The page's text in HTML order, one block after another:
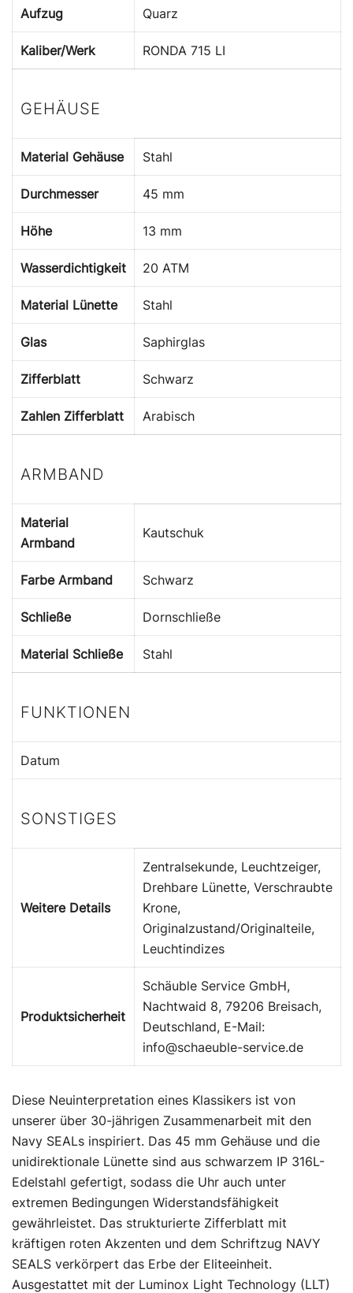
Aufzug Quarz
Kaliber/Werk RONDA 715 LI
GEHÄUSE
Material Gehäuse Stahl
Durchmesser 45 mm
Höhe 13 mm
Wasserdichtigkeit 20 ATM
Material Lünette Stahl
Glas Saphirglas
Zifferblatt Schwarz
Zahlen Zifferblatt Arabisch
ARMBAND
Material
Armband
Kautschuk
Farbe Armband Schwarz
Schließe Dornschließe
Material Schließe Stahl
FUNKTIONEN
Datum
SONSTIGES
Weitere Details
Zentralsekunde, Leuchtzeiger,
Drehbare Lünette, Verschraubte
Krone,
Originalzustand/Originalteile,
Leuchtindizes
Produktsicherheit
Schäuble Service GmbH,
Nachtwaid 8, 79206 Breisach,
Deutschland, E-Mail:
info@schaeuble-service.de
Diese Neuinterpretation eines Klassikers ist von
unserer über 30-jährigen Zusammenarbeit mit den
Navy SEALs inspiriert. Das 45 mm Gehäuse und die
unidirektionale Lünette sind aus schwarzem IP 316L-
Edelstahl gefertigt, sodass die Uhr auch unter
extremen Bedingungen Widerstandsfähigkeit
gewährleistet. Das strukturierte Zifferblatt mit
kräftigen roten Akzenten und dem Schriftzug NAVY
SEALS verkörpert das Erbe der Eliteeinheit.
Ausgestattet mit der Luminox Light Technology (LLT)